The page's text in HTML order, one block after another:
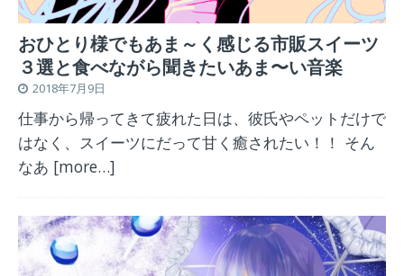
おひとり様でもあま～く感じる市販スイーツ
３選と食べながら聞きたいあま〜い音楽
2018年7月9日
仕事から帰ってきて疲れた日は、彼氏やペットだけで
はなく、スイーツにだって甘く癒されたい！！ そん
なあ [more…]